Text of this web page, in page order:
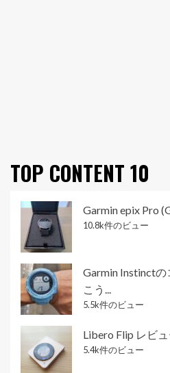
TOP CONTENT 10
Garmin epix Pro
10.8k件のビュー
Garmin Instinct
こう...
5.5k件のビュー
Libero Flip レビュ
5.4k件のビュー